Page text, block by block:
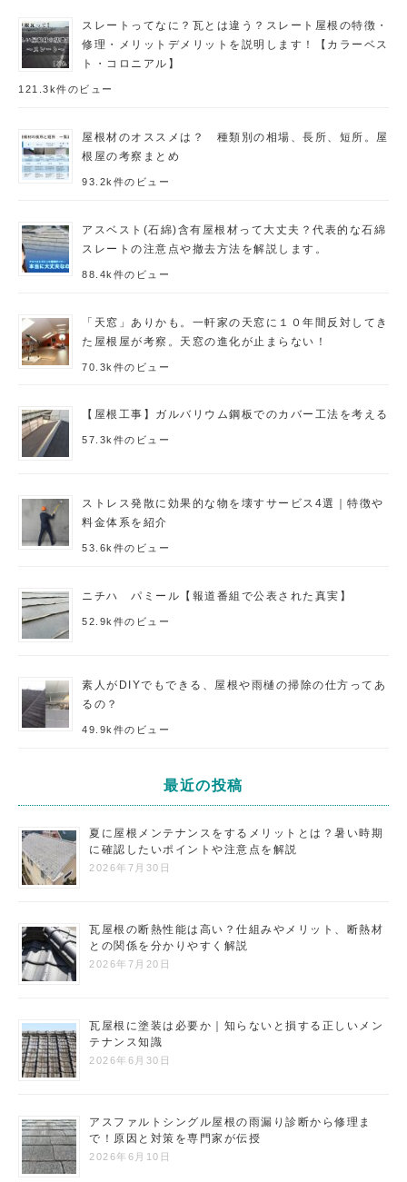
スレートってなに？瓦とは違う？スレート屋根の特徴・
修理・メリットデメリットを説明します！【カラーベス
ト・コロニアル】
121.3k件のビュー
屋根材のオススメは？ 種類別の相場、長所、短所。屋
根屋の考察まとめ
93.2k件のビュー
アスベスト(石綿)含有屋根材って大丈夫？代表的な石綿
スレートの注意点や撤去方法を解説します。
88.4k件のビュー
「天窓」ありかも。一軒家の天窓に１０年間反対してき
た屋根屋が考察。天窓の進化が止まらない！
70.3k件のビュー
【屋根工事】ガルバリウム鋼板でのカバー工法を考える
57.3k件のビュー
ストレス発散に効果的な物を壊すサービス4選｜特徴や
料金体系を紹介
53.6k件のビュー
ニチハ パミール【報道番組で公表された真実】
52.9k件のビュー
素人がDIYでもできる、屋根や雨樋の掃除の仕方ってあ
るの？
49.9k件のビュー
最近の投稿
夏に屋根メンテナンスをするメリットとは？暑い時期
に確認したいポイントや注意点を解説
2026年7月30日
瓦屋根の断熱性能は高い？仕組みやメリット、断熱材
との関係を分かりやすく解説
2026年7月20日
瓦屋根に塗装は必要か｜知らないと損する正しいメン
テナンス知識
2026年6月30日
アスファルトシングル屋根の雨漏り診断から修理ま
で！原因と対策を専門家が伝授
2026年6月10日